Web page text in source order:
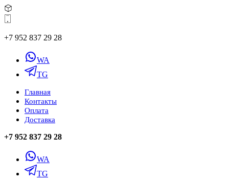
+7 952 837 29 28
WA
TG
Главная
Контакты
Оплата
Доставка
+7 952 837 29 28
WA
TG